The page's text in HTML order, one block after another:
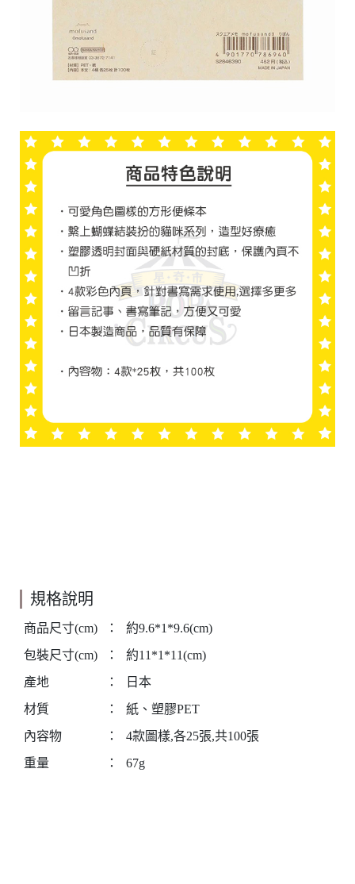
規格說明
商品尺寸(cm) ：
約9.6*1*9.6(cm)
包裝尺寸(cm)
：
約11*1*11(cm)
產地
：
日本
材質
：
紙、塑膠PET
內容物
：
4款圖樣,各25張,共100張
重量
： 67g